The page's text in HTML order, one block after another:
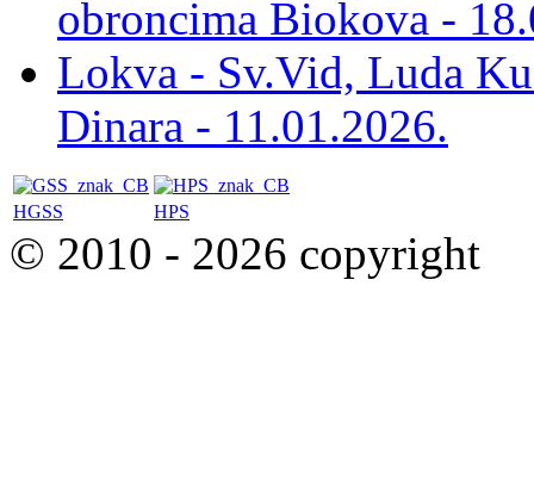
obroncima Biokova -
Lokva - Sv.Vid, Luda
Dinara - 11.01.2026.
HGSS HPS
© 2010 - 2026 copyright